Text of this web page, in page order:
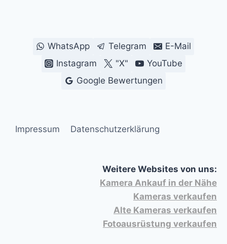
WhatsApp Telegram
E-Mail
Instagram
"X"
YouTube
Google Bewertungen
Impressum Datenschutzerklärung
Weitere Websites von uns:
Kamera Ankauf in der Nähe
Kameras verkaufen
Alte Kameras verkaufen
Fotoausrüstung verkaufen